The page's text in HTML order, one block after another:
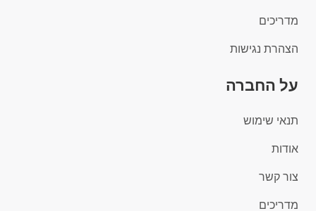
מדריכים
הצהרת נגישות
על החברה
תנאי שימוש
אודות
צור קשר
מדריכים